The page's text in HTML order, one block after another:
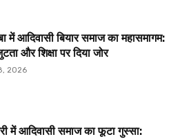
में आदिवासी बियार समाज का महासमागम:
और शिक्षा पर दिया जोर
2026
में आदिवासी समाज का फूटा गुस्सा: